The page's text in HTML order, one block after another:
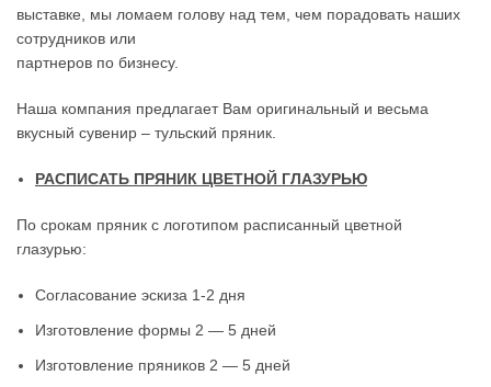
выставке, мы ломаем голову над тем, чем порадовать наших
сотрудников или
партнеров по бизнесу.
Наша компания предлагает Вам оригинальный и весьма
вкусный сувенир – тульский пряник.
РАСПИСАТЬ ПРЯНИК ЦВЕТНОЙ ГЛАЗУРЬЮ
По срокам пряник с логотипом расписанный цветной
глазурью:
Согласование эскиза 1-2 дня
Изготовление формы 2 — 5 дней
Изготовление пряников 2 — 5 дней